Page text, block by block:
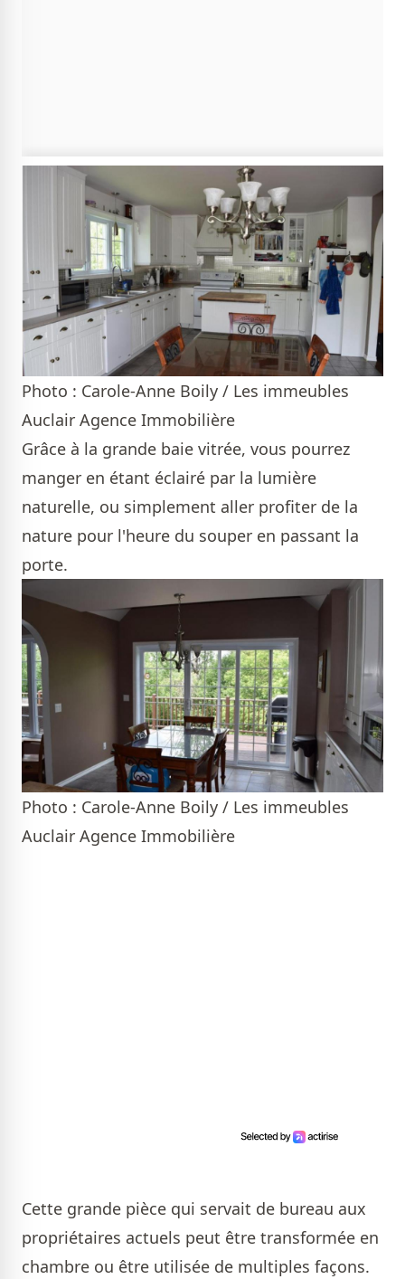
Photo : Carole-Anne Boily / Les immeubles
Auclair Agence Immobilière
Grâce à la grande baie vitrée, vous pourrez
manger en étant éclairé par la lumière
naturelle, ou simplement aller profiter de la
nature pour l'heure du souper en passant la
porte.
Photo : Carole-Anne Boily / Les immeubles
Auclair Agence Immobilière
Cette grande pièce qui servait de bureau aux
propriétaires actuels peut être transformée en
chambre ou être utilisée de multiples façons.